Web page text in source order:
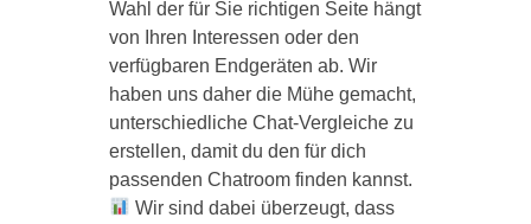
Wahl der für Sie richtigen Seite hängt
von Ihren Interessen oder den
verfügbaren Endgeräten ab. Wir
haben uns daher die Mühe gemacht,
unterschiedliche Chat-Vergleiche zu
erstellen, damit du den für dich
passenden Chatroom finden kannst.
Wir sind dabei überzeugt, dass